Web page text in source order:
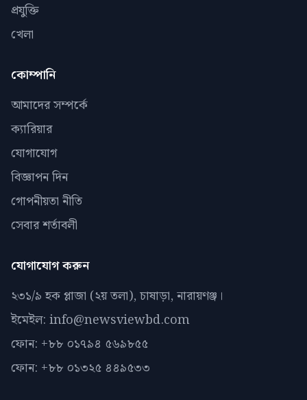
প্রযুক্তি
খেলা
কোম্পানি
আমাদের সম্পর্কে
ক্যারিয়ার
যোগাযোগ
বিজ্ঞাপন দিন
গোপনীয়তা নীতি
সেবার শর্তাবলী
যোগাযোগ করুন
২৩১/৯ হক প্লাজা (২য় তলা), চাষাড়া, নারায়ণঞ্জ।
ইমেইল: info@newsviewbd.com
ফোন: +৮৮ ০১৭৯৪ ৫৬৯৮৫৫
ফোন: +৮৮ ০১৩২৫ ৪৪৯৫৩৩